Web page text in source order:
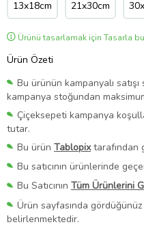
13x18cm 21x30cm
Ürünü tasarlamak için Tasarla
Ürün Özeti
Bu ürünün kampanyalı
kampanya stoğundan
Çiçeksepeti kampanya
tutar.
Bu ürün Tablopixtarafından
Bu satıcının ürünlerinde
Bu Satıcının Tüm Ürünlerini
Ürün sayfasında
belirlenmektedir.